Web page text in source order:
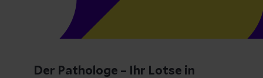
Der Pathologe – Ihr Lotse in